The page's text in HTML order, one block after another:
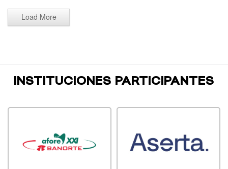
Load More
INSTITUCIONES PARTICIPANTES